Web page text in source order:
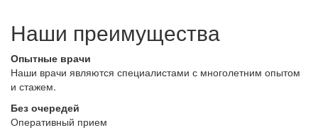
Наши преимущества
Опытные врачи
Наши врачи являются специалистами с многолетним опытом
и стажем.
Без очередей
Оперативный прием